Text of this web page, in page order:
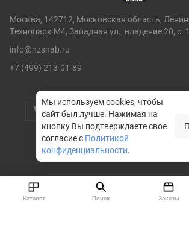
Москва, 142712, Московская область,
Технопарк М4, Западная ул., владение 20, с. 1
info@nzsnab.ru
+7 (499) 213-01-89
Мы используем cookies, чтобы
сайт был лучше. Нажимая на
кнопку Вы подтверждаете свое
согласие с Политикой
конфиденциальности.
© НЗСНАБ 2004-2026
Каталог Поиск Заказы